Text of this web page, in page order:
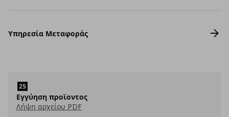
Υπηρεσία Μεταφοράς
Εγγύηση προϊοντος
Λήψη αρχείου PDF